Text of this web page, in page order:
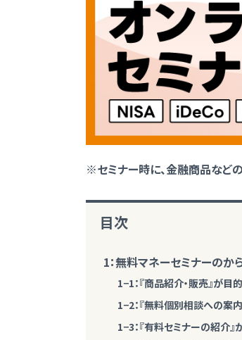
※セミナー時に、金融商品など
目次
1：無料マネーセミナーのか
1−1：『商品紹介・販売』が目
1−2：『無料個別相談への案
1−3：『有料セミナーの紹介